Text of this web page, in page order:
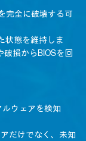
完全に破壊する可
状態を維持しま
損からBIOSを回
ウェアを検知
だけでなく、未知